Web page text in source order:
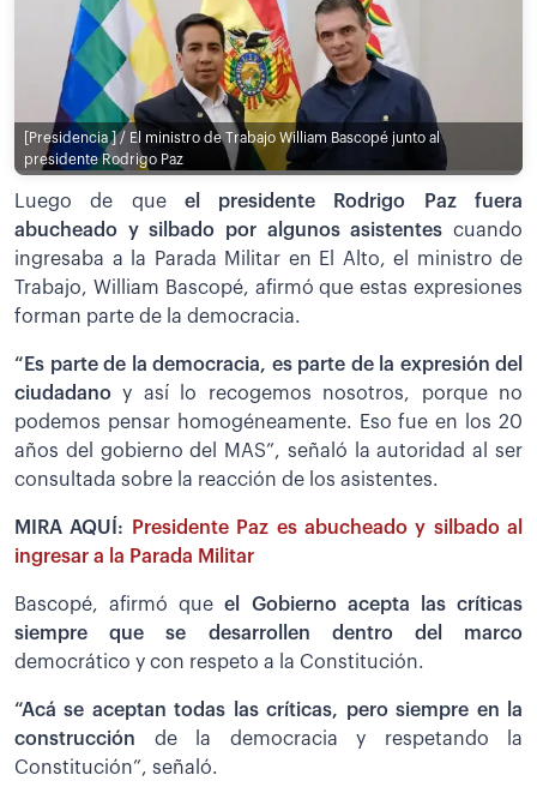
[Presidencia ] / El ministro de Trabajo William Bascopé junto al
presidente Rodrigo Paz
Luego de que el presidente Rodrigo Paz fuera
abucheado y silbado por algunos asistentes cuando
ingresaba a la Parada Militar en El Alto, el ministro de
Trabajo, William Bascopé, afirmó que estas expresiones
forman parte de la democracia.
“Es parte de la democracia, es parte de la expresión del
ciudadano y así lo recogemos nosotros, porque no
podemos pensar homogéneamente. Eso fue en los 20
años del gobierno del MAS”, señaló la autoridad al ser
consultada sobre la reacción de los asistentes.
MIRA AQUÍ:
Presidente Paz es abucheado y silbado al
ingresar a la Parada Militar
Bascopé, afirmó que el Gobierno acepta las críticas
siempre que se desarrollen dentro del marco
democrático y con respeto a la Constitución.
“Acá se aceptan todas las críticas, pero siempre en la
construcción de la democracia y respetando la
Constitución”, señaló.